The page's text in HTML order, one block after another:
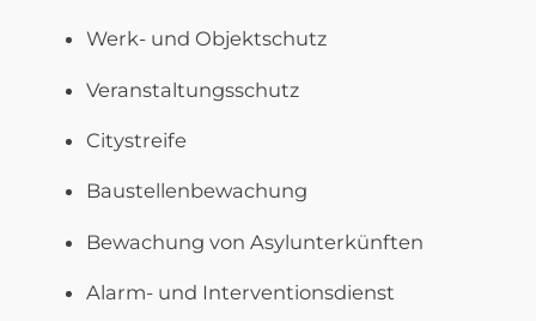
Werk- und Objektschutz
Veranstaltungsschutz
Citystreife
Baustellenbewachung
Bewachung von Asylunterkünften
Alarm- und Interventionsdienst